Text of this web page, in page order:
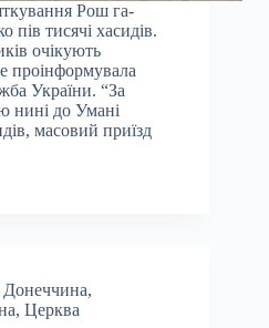
Рош га-
тисячі хасидів.
очікують
проінформувала
України. “За
нині до Умані
масовий приїзд
Донеччина,
, Церква